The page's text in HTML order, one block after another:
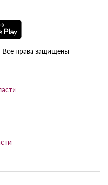
права защищены